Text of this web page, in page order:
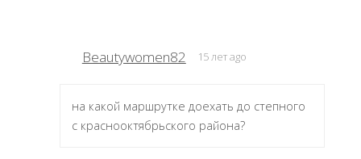
Beautywomen82 15 лет ago
на какой маршрутке доехать до степного
с краснооктябрьского района?